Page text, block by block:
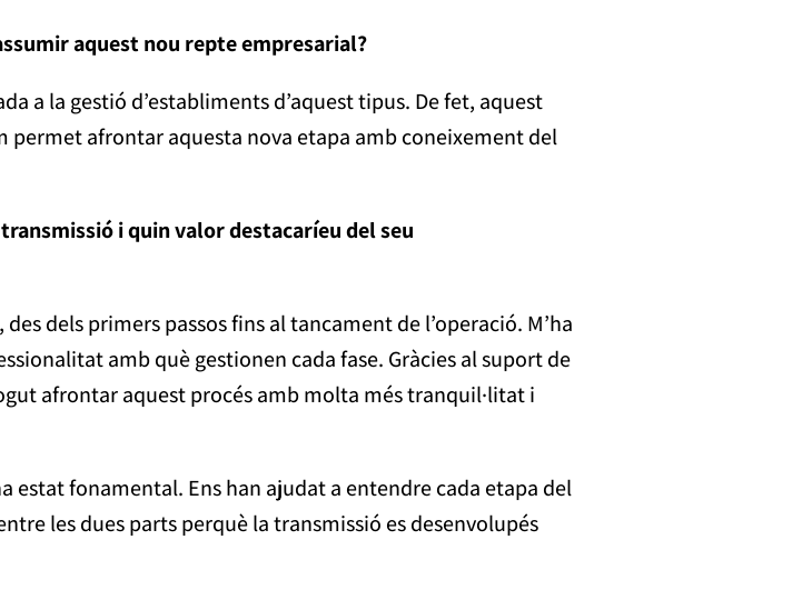
aquest nou repte empresarial?
a la gestió d’establiments d’aquest tipus. De fet, aquest
permet afrontar aquesta nova etapa amb coneixement del
i quin valor destacaríeu del seu
dels primers passos fins al tancament de l’operació. M’ha
amb què gestionen cada fase. Gràcies al suport de
afrontar aquest procés amb molta més tranquil·litat i
estat fonamental. Ens han ajudat a entendre cada etapa del
les dues parts perquè la transmissió es desenvolupés